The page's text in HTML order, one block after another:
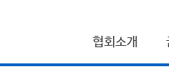
협회소개